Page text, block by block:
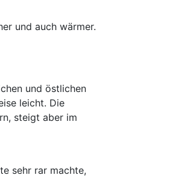
und auch wärmer.
und östlichen
leicht. Die
steigt aber im
sehr rar machte,